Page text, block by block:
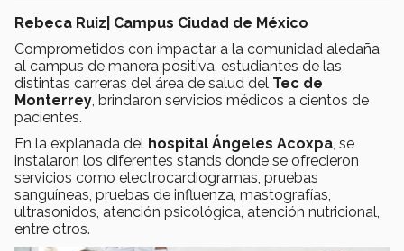
Rebeca Ruiz| Campus Ciudad de México
Comprometidos con impactar a la comunidad aledaña
al campus de manera positiva, estudiantes de las
distintas carreras del área de salud del Tec de
Monterrey , brindaron servicios médicos a cientos de
pacientes.
En la explanada del hospital Ángeles Acoxpa , se
instalaron los diferentes stands donde se ofrecieron
servicios como electrocardiogramas, pruebas
sanguíneas, pruebas de influenza, mastografías,
ultrasonidos, atención psicológica, atención nutricional,
entre otros.